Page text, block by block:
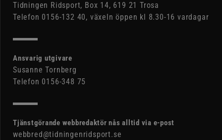
Tidningen Ridsport, Box 14, 619 21 Trosa
Telefon 0156-132 40, växeln öppen kl 8.30-16 vardagar
Ansvarig utgivare
Susanne Tornberg
Telefon 0156-348 75
Tjänstgörande webbredaktör nås alltid via e-post
webbred@tidningenridsport.se